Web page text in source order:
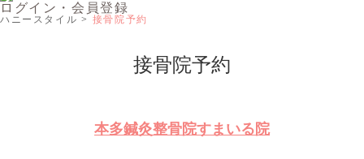
ログイン・会員登録
ハニースタイル 接骨院予約
接骨院予約
本多鍼灸整骨院すまいる院